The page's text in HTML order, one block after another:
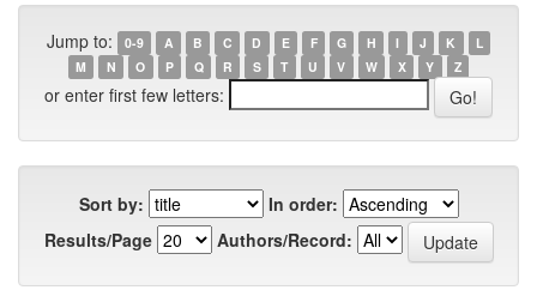
Jump to: 0-9 A B C D E F G H I J K
L
M
N O P Q R S T U V W X Y Z
or enter first few letters:
Sort by:
In order:
Results/Page
Authors/Record: